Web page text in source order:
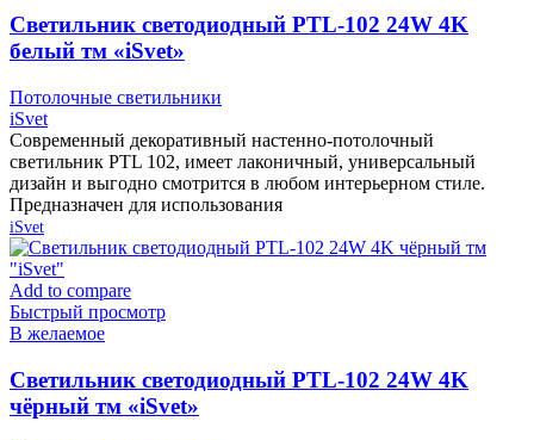
Cветильник светодиодный PTL-102 24W 4K
белый тм «iSvet»
Потолочные светильники
iSvet
Современный декоративный настенно-потолочный
светильник PTL 102, имеет лаконичный, универсальный
дизайн и выгодно смотрится в любом интерьерном стиле.
Предназначен для использования
iSvet
Add to compare
Быстрый просмотр
В желаемое
Cветильник светодиодный PTL-102 24W 4K
чёрный тм «iSvet»